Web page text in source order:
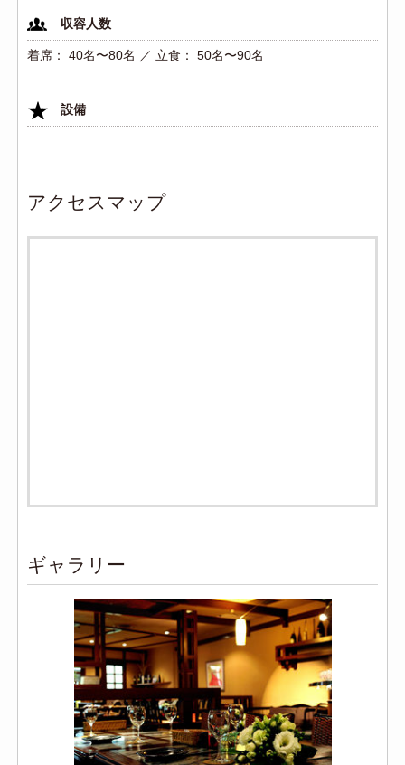
収容人数
着席： 40名〜80名 ／ 立食： 50名〜90名
設備
アクセスマップ
ギャラリー